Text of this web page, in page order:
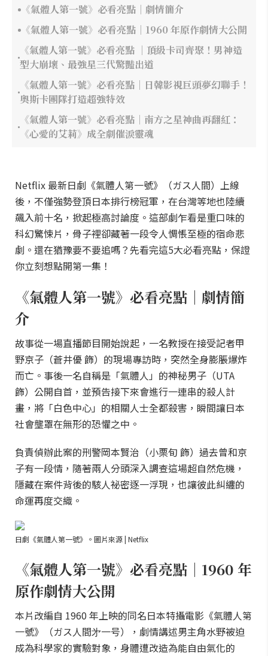
《氣體人第一號》必看亮點｜劇情簡介
《氣體人第一號》必看亮點｜1960 年原作劇情大公開
《氣體人第一號》必看亮點 ｜頂級卡司齊聚！男神造
型大崩壞、最強星三代驚豔出道
《氣體人第一號》必看亮點｜日韓影視巨頭夢幻聯手！
奧斯卡團隊打造超強特效
《氣體人第一號》必看亮點｜南方之星神曲再翻紅：
《心愛的艾莉》成全劇催淚靈魂
Netflix 最新日劇《氣體人第一號》（ガス人間）上線
後，不僅強勢登頂日本排行榜冠軍，在台灣等地也陸續
飆入前十名，掀起極高討論度。這部劇乍看是重口味的
科幻驚悚片，骨子裡卻藏著一段令人惆悵至極的宿命悲
劇。還在猶豫要不要追嗎？先看完這5大必看亮點，保證
你立刻想點開第一集！
《氣體人第一號》必看亮點｜劇情簡
介
故事從一場直播節目開始說起，一名教授在接受記者甲
野京子（蒼井優 飾）的現場專訪時，突然全身膨脹爆炸
而亡。事後一名自稱是「氣體人」的神秘男子（UTA
飾）公開自首，並預告接下來會進行一連串的殺人計
畫，將「白色中心」的相關人士全都殺害，瞬間讓日本
社會壟罩在無形的恐懼之中。
負責偵辦此案的刑警岡本賢治（小栗旬 飾）過去曾和京
子有一段情，隨著兩人分頭深入調查這場超自然危機，
隱藏在案件背後的駭人祕密逐一浮現，也讓彼此糾纏的
命運再度交織。
日劇《氣體人第一號》。圖片來源 | Netflix
《氣體人第一號》必看亮點｜1960 年
原作劇情大公開
本片改編自 1960 年上映的同名日本特攝電影《氣體人第
一號》（ガス人間㐧一号），劇情講述男主角水野被迫
成為科學家的實驗對象，身體遭改造為能自由氣化的